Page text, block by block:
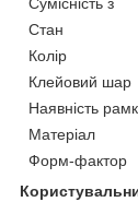
Стан
Колір
Клейовий шар
Наявність
Матеріал
Форм-фактор